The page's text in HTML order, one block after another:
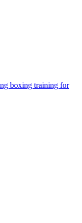
boxing training for